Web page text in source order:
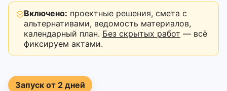
Включено: проектные решения, смета с
альтернативами, ведомость материалов,
календарный план. Без скрытых работ — всё
фиксируем актами.
Запуск от 2 дней